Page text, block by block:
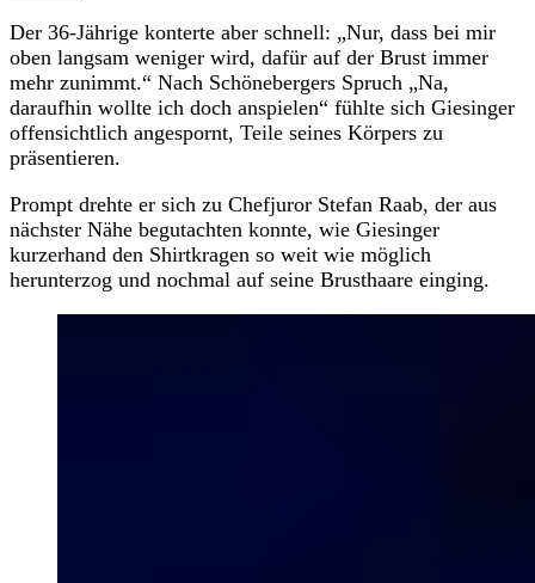
Der 36-Jährige konterte aber schnell: „Nur, dass bei mir
oben langsam weniger wird, dafür auf der Brust immer
mehr zunimmt.“ Nach Schönebergers Spruch „Na,
daraufhin wollte ich doch anspielen“ fühlte sich Giesinger
offensichtlich angespornt, Teile seines Körpers zu
präsentieren.
Prompt drehte er sich zu Chefjuror Stefan Raab, der aus
nächster Nähe begutachten konnte, wie Giesinger
kurzerhand den Shirtkragen so weit wie möglich
herunterzog und nochmal auf seine Brusthaare einging.